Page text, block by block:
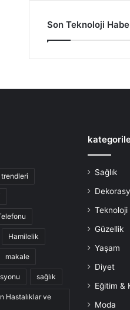
Son Teknoloji
Hamilelik
makale
sağlık
Hastalıklar ve
Sağlık
Teknoloji
Güzellik
Yaşam
Diyet
Eğitim &
Moda